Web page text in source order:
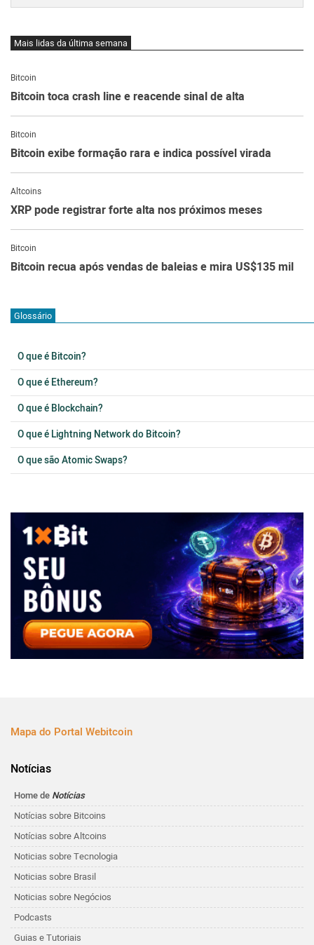
Mais lidas da última semana
Bitcoin
Bitcoin toca crash line e reacende sinal de alta
Bitcoin
Bitcoin exibe formação rara e indica possível virada
Altcoins
XRP pode registrar forte alta nos próximos meses
Bitcoin
Bitcoin recua após vendas de baleias e mira US$135 mil
Glossário
O que é Bitcoin?
O que é Ethereum?
O que é Blockchain?
O que é Lightning Network do Bitcoin?
O que são Atomic Swaps?
Mapa do Portal Webitcoin
Notícias
Home de Notícias
Notícias sobre Bitcoins
Notícias sobre Altcoins
Noticias sobre Tecnologia
Noticias sobre Brasil
Noticias sobre Negócios
Podcasts
Guias e Tutoriais